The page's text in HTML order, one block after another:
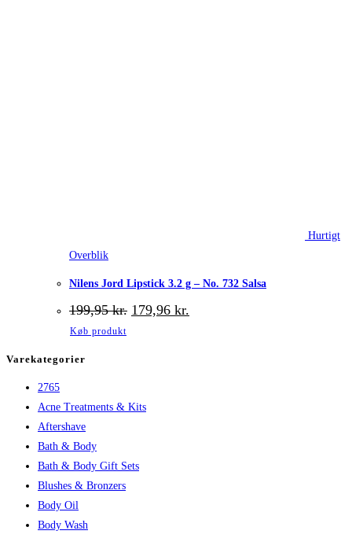
Hurtigt
Overblik
Nilens Jord Lipstick 3.2 g – No. 732 Salsa
199,95kr. Den
oprindelige
179,96 kr.
aktuelle
Køb produkt
Varekategorier
2765
Acne Treatments & Kits
Aftershave
Bath & Body
Bath & Body Gift Sets
Blushes & Bronzers
Body Oil
Body Wash